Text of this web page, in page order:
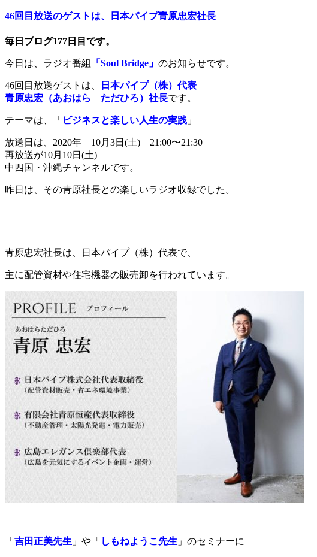
46回目放送のゲストは、日本パイプ青原忠宏社長
毎日ブログ177日目です。
今日は、ラジオ番組 「Soul Bridge」 のお知らせです。
46回目放送ゲストは、
日本パイプ（株）代表
青原忠宏（あおはら ただひろ）社長です。
テーマは、「 ビジネスと楽しい人生の実践 」
放送日は、2020年 10月3日(土) 21:00〜21:30
再放送が10月10日(土)
中四国・沖縄チャンネルです。
昨日は、その青原社長との楽しいラジオ収録でした。
青原忠宏社長は、日本パイプ（株）代表で、
主に配管資材や住宅機器の販売卸を行われています。
「 吉田正美先生 」や「 しもねようこ先生 」のセミナーに